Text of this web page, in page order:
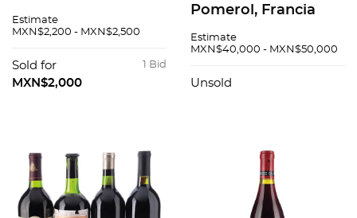
Cachapoal Andes,
cuello 92 / 100
Estimate
MXN$2,200 - MXN$2,500
1 Bid
Sold for
MXN$2,000
Pomerol, Francia
/ 100
Estimate
MXN$40,000 - MXN$50,000
Unsold